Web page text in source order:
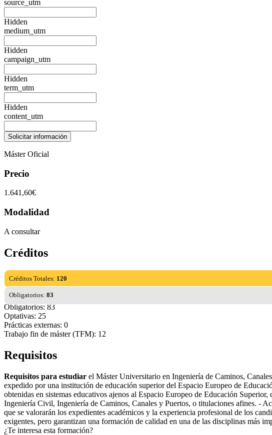
source_utm
Hidden
medium_utm
Hidden
campaign_utm
Hidden
term_utm
Hidden
content_utm
Máster Oficial
Precio
1.641,60€
Modalidad
A consultar
Créditos
Créditos Totales: 120
Obligatorios: 83
Obligatorios: 83
Optativas: 25
Prácticas externas: 0
Trabajo fin de máster (TFM): 12
Requisitos
Requisitos para estudiar el Máster Universitario en Ingeniería de Caminos,
expedido por una institución de educación superior del Espacio Europeo de
obtenidas en sistemas educativos ajenos al Espacio Europeo de Educación
Ingeniería Civil, Ingeniería de Caminos, Canales y Puertos, o titulaciones afines. -
que se valorarán los expedientes académicos y la experiencia profesional de los
exigentes, pero garantizan una formación de calidad en una de las disciplinas más
¿Te interesa esta formación?